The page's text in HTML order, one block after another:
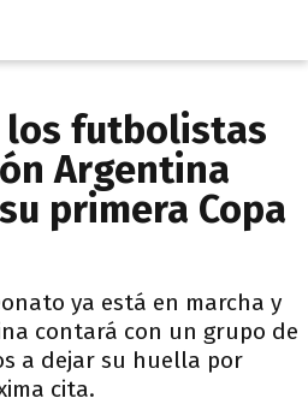
los futbolistas
Argentina
primera Copa
ya está en marcha y
contará con un grupo de
a dejar su huella por
cita.